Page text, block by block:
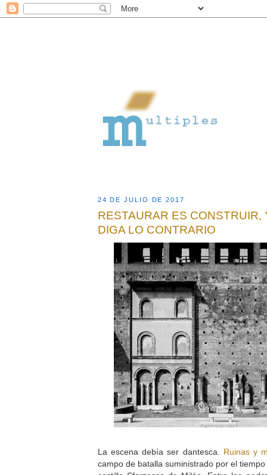
24 DE JULIO DE 2017
RESTAURAR ES CONSTRUIR,
DIGA LO CONTRARIO
La escena debía ser dantesca. Ruinas y
campo de batalla suministrado por el